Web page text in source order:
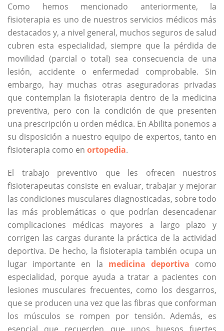
Como hemos mencionado anteriormente, la
fisioterapia es uno de nuestros servicios médicos más
destacados y, a nivel general, muchos seguros de salud
cubren esta especialidad, siempre que la pérdida de
movilidad (parcial o total) sea consecuencia de una
lesión, accidente o enfermedad comprobable. Sin
embargo, hay muchas otras aseguradoras privadas
que contemplan la fisioterapia dentro de la medicina
preventiva, pero con la condición de que presenten
una prescripción u orden médica. En Abilita ponemos a
su disposición a nuestro equipo de expertos, tanto en
fisioterapia como en ortopedia.
El trabajo preventivo que les ofrecen nuestros
fisioterapeutas consiste en evaluar, trabajar y mejorar
las condiciones musculares diagnosticadas, sobre todo
las más problemáticas o que podrían desencadenar
complicaciones médicas mayores a largo plazo y
corrigen las cargas durante la práctica de la actividad
deportiva. De hecho, la fisioterapia también ocupa un
lugar importante en la medicina deportiva como
especialidad, porque ayuda a tratar a pacientes con
lesiones musculares frecuentes, como los desgarros,
que se producen una vez que las fibras que conforman
los músculos se rompen por tensión. Además, es